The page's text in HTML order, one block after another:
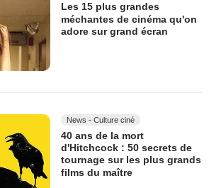
Les 15 plus grandes
méchantes de cinéma qu'on
adore sur grand écran
News - Culture ciné
40 ans de la mort
d'Hitchcock : 50 secrets de
tournage sur les plus grands
films du maître